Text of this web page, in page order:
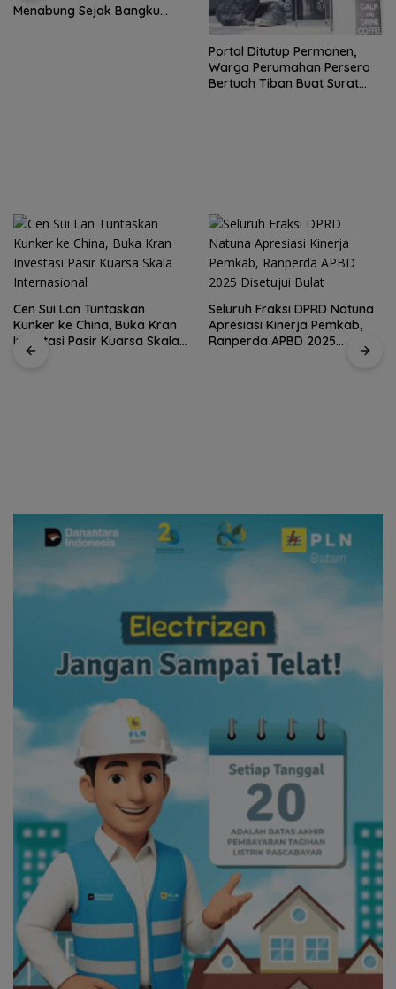
Menabung Sejak Bangku
Portal Ditutup Permanen,
Warga Perumahan Persero
Bertuah Tiban Buat Surat
Cen Sui Lan Tuntaskan
Kunker ke China, Buka Kran
Investasi Pasir Kuarsa Skala
Internasional
Seluruh Fraksi DPRD Natuna
Apresiasi Kinerja Pemkab,
Ranperda APBD 2025